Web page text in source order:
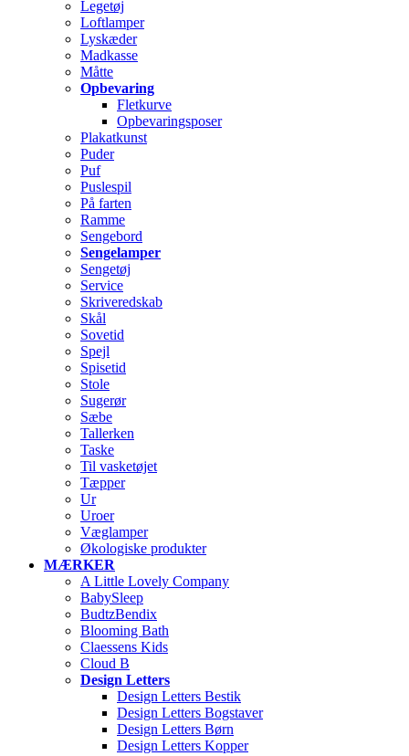
Legetøj
Loftlamper
Lyskæder
Madkasse
Måtte
Opbevaring
Fletkurve
Opbevaringsposer
Plakatkunst
Puder
Puf
Puslespil
På farten
Ramme
Sengebord
Sengelamper
Sengetøj
Service
Skriveredskab
Skål
Sovetid
Spejl
Spisetid
Stole
Sugerør
Sæbe
Tallerken
Taske
Til vasketøjet
Tæpper
Ur
Uroer
Væglamper
Økologiske produkter
MÆRKER
A Little Lovely Company
BabySleep
BudtzBendix
Blooming Bath
Claessens Kids
Cloud B
Design Letters
Design Letters Bestik
Design Letters Bogstaver
Design Letters Børn
Design Letters Kopper